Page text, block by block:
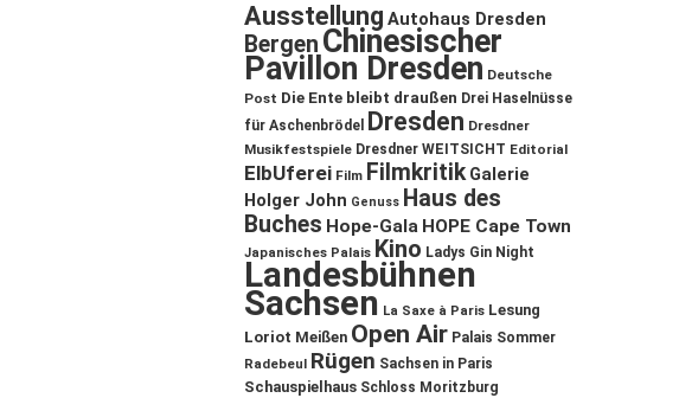
Ausstellung Autohaus Dresden
Bergen Chinesischer
Pavillon Dresden Deutsche
Post Die Ente bleibt draußen Drei Haselnüsse
für Aschenbrödel
Dresden Dresdner
Musikfestspiele Dresdner WEITSICHT Editorial
ElbUferei Film Filmkritik Galerie
Holger John Genuss Haus des
Buches Hope-Gala HOPE Cape Town
Japanisches Palais Kino Ladys Gin Night
Landesbühnen
Sachsen La Saxe à Paris Lesung
Loriot Meißen Open Air Palais Sommer
Radebeul Rügen Sachsen in Paris
Schauspielhaus Schloss Moritzburg